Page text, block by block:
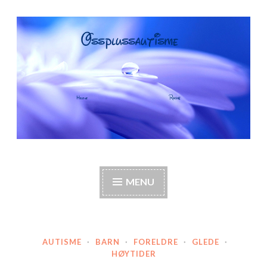
Skip
to
content
OssPlussAutisme
foreldre
MENU
AUTISME · BARN · FORELDRE · GLEDE
·
HØYTIDER